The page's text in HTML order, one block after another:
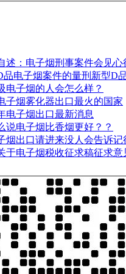
述：电子烟刑事案件会见心
品电子烟案件的量刑新型D
电子烟的人会怎么样？
子烟雾化器出口最火的国家
电子烟出口最新消息
说电子烟比香烟更好？？
烟出口请进来没人会告诉记
于电子烟税收征求稿征求意